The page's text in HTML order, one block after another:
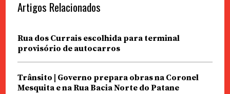
Artigos Relacionados
Rua dos Currais escolhida para terminal
provisório de autocarros
Trânsito | Governo prepara obras na Coronel
Mesquita e na Rua Bacia Norte do Patane